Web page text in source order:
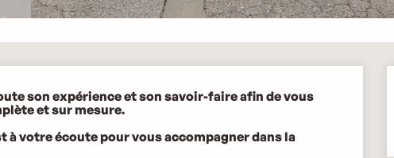
son expérience et son savoir-faire afin de vous
et sur mesure.
votre écoute pour vous accompagner dans la